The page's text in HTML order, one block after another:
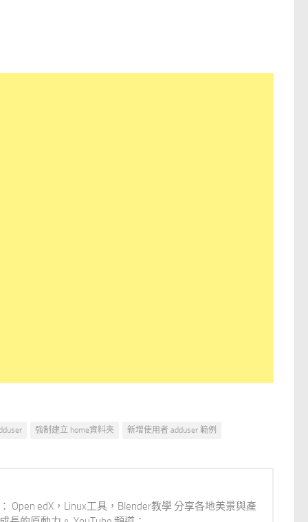
強制建立 home資料夾 新增使用者 adduser 範例
Open edX，Linux工具，Blender教學 分享各地美景與產